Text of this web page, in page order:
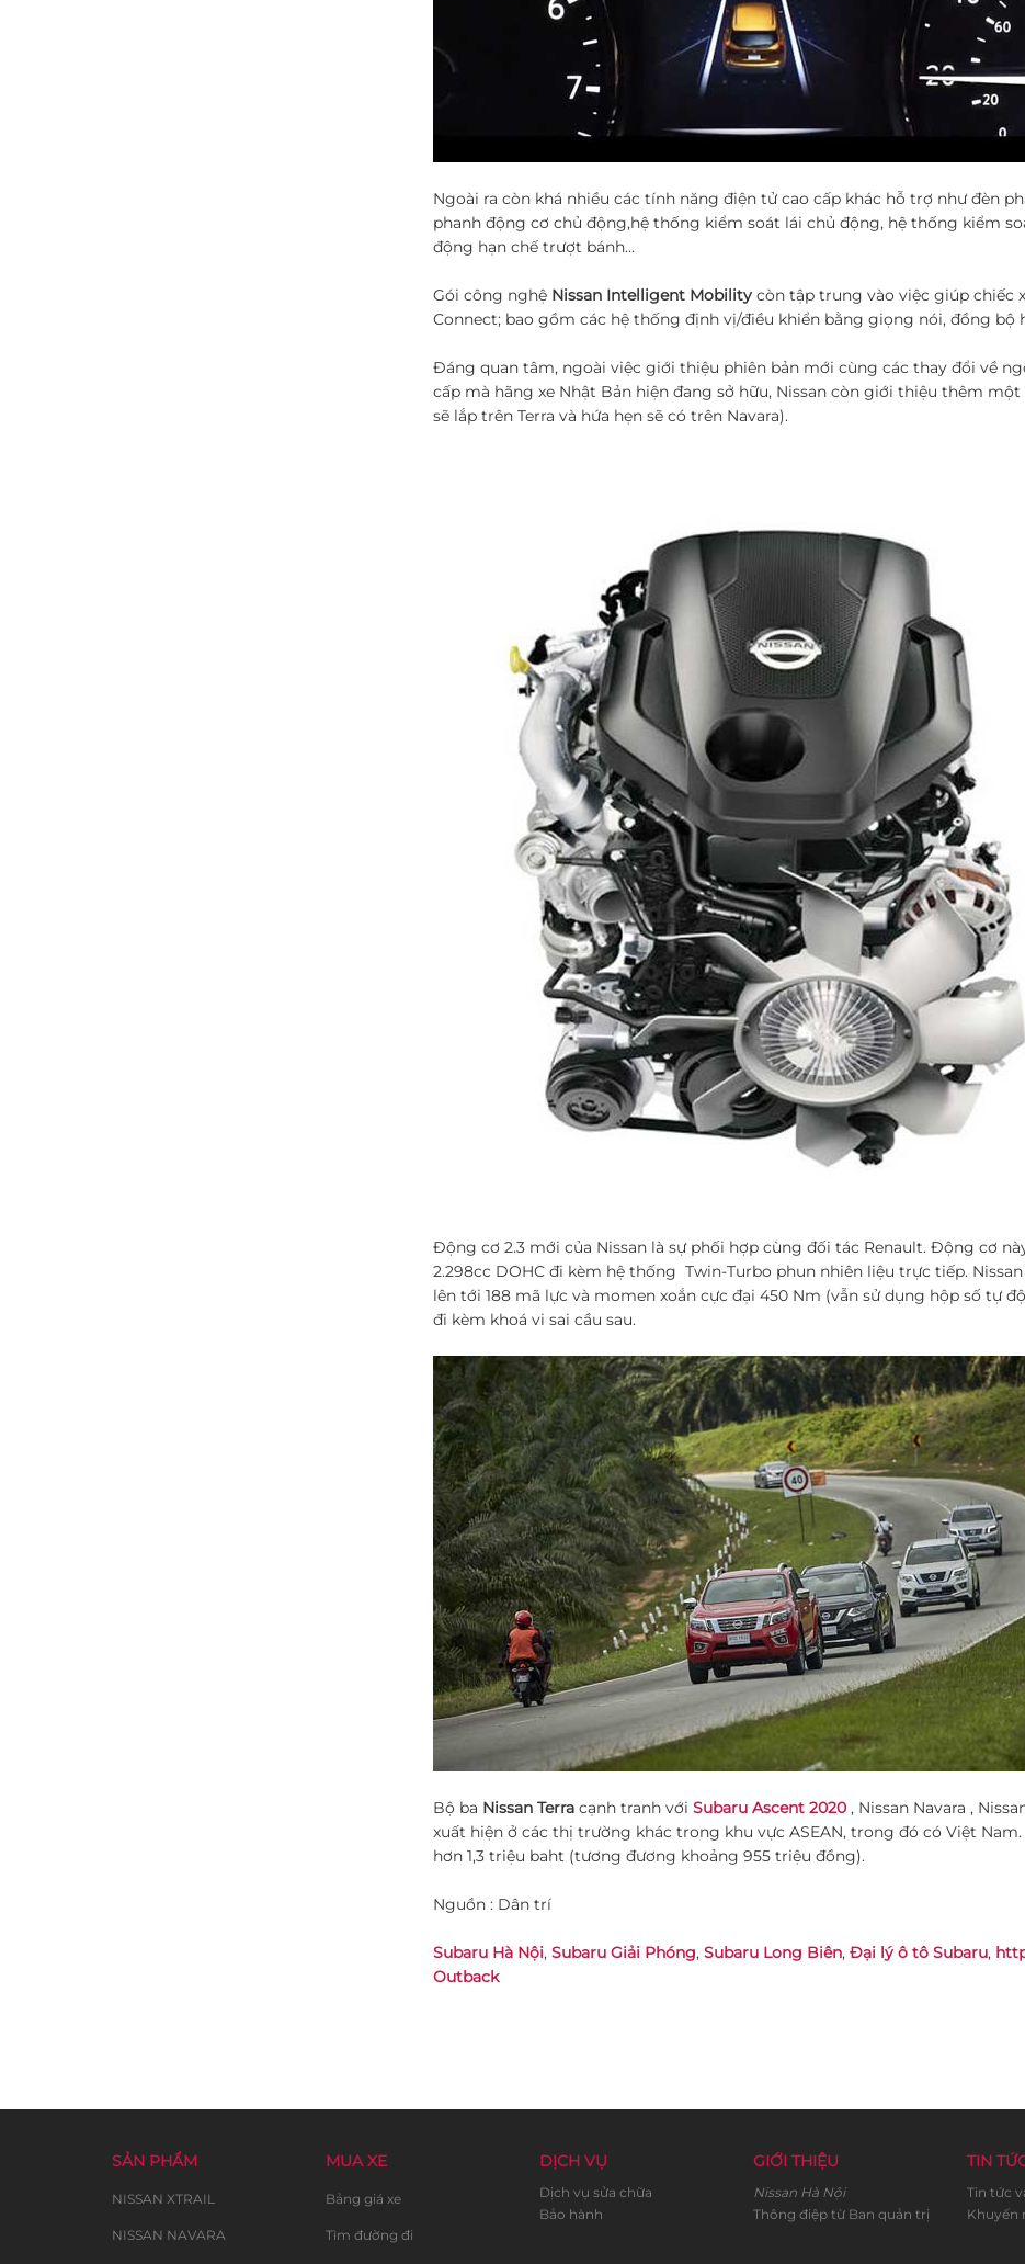
Ngoài ra còn khá nhiều các tính năng điện tử cao cấp khác hỗ trợ như đèn
phanh động cơ chủ động,hệ thống kiểm soát lái chủ động, hệ thống kiểm
động hạn chế trượt bánh…
Gói công nghệ Nissan Intelligent Mobilitycòn tập trung vào việc giúp chiếc
Connect; bao gồm các hệ thống định vị/điều khiển bằng giọng nói, đồng bộ
Đáng quan tâm, ngoài việc giới thiệu phiên bản mới cùng các thay đổi về
cấp mà hãng xe Nhật Bản hiện đang sở hữu, Nissan còn giới thiệu thêm
sẽ lắp trên Terra và hứa hẹn sẽ có trên Navara).
Động cơ 2.3 mới của Nissan là sự phối hợp cùng đối tác Renault. Động cơ
2.298cc DOHC đi kèm hệ thống Twin-Turbo phun nhiên liệu trực tiếp.
lên tới 188 mã lực và momen xoắn cực đại 450 Nm (vẫn sử dụng hộp số tự
đi kèm khoá vi sai cầu sau.
Bộ ba Nissan Terra cạnh tranh với Subaru Ascent 2020 , Nissan Navara ,
xuất hiện ở các thị trường khác trong khu vực ASEAN, trong đó có Việt Nam.
hơn 1,3 triệu baht (tương đương khoảng 955 triệu đồng).
Nguồn : Dân trí
Subaru Hà Nội, Subaru Giải Phóng, Subaru Long Biên, Đại lý ô tô Subaru,
Outback
SẢN PHẨM
NISSAN XTRAIL
NISSAN NAVARA
MUA XE
Bảng giá xe
Tìm đường đi
DỊCH VỤ
Dịch vụ sửa chữa
Bảo hành
GIỚI THIỆU
Nissan Hà Nội
Thông điệp từ Ban quản trị
TIN
Tin tức
Khuyến